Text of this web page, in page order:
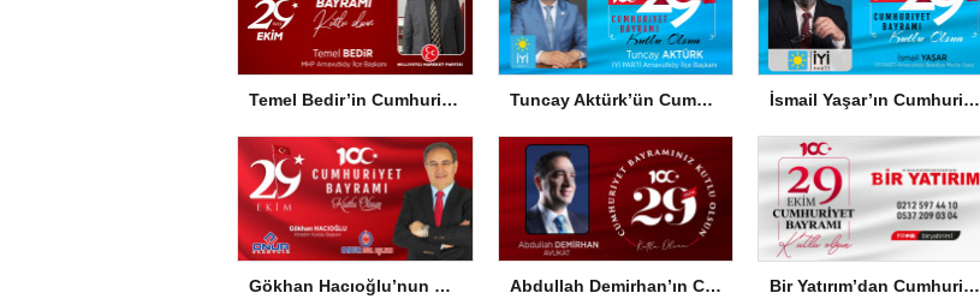
Temel Bedir’in Cumhuriyet Bayramı Mesajı Tuncay Aktürk’ün Cumhuriyet Bayramı Mesajı İsmail Yaşar’ın Cumhuriyet Bayramı Mesajı
Gökhan Hacıoğlu’nun Cumhuriyet Bayramı Mesajı Abdullah Demirhan’ın Cumhuriyet Bayramı Mesajı Bir Yatırım’dan Cumhuriyet Bayramı Mesajı